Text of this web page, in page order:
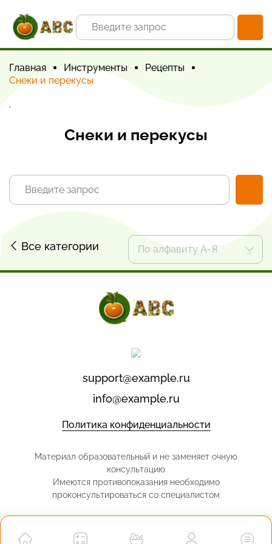
Главная Инструменты
Рецепты
Снеки и перекусы
Снеки и перекусы
Все категории По алфавиту А-Я
Новые
Завтраки
support@example.ru
info@example.ru
Политика конфиденциальности
Материал образовательный и не заменяет очную
консультацию
Имеются противопоказания необходимо
проконсультироваться со специалистом